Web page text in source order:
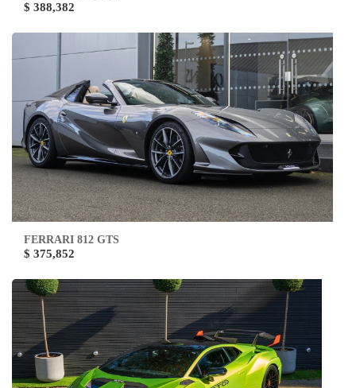
$ 388,382
FERRARI 812 GTS
$ 375,852